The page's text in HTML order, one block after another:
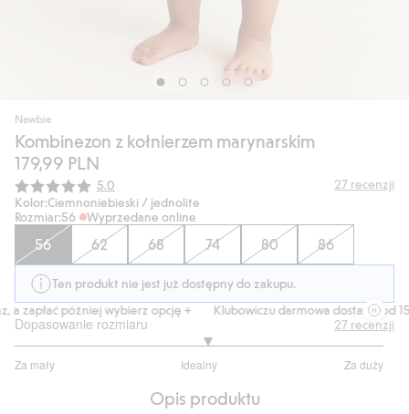
Newbie
Kombinezon z kołnierzem marynarskim
179,99 PLN
Średnia ocena:
5.0 27 recenzji
Kolor:Ciemnoniebieski / jednolite
Rozmiar:56 Wyprzedane online
56 62 68 74 80 86
Ten produkt nie jest już dostępny do zakupu.
zapłać później wybierz opcję +
Klubowiczu darmowa dostawa od 150
Dopasowanie rozmiaru
Za mały Idealny Za duży
na
27 recenzji
Opis produktu